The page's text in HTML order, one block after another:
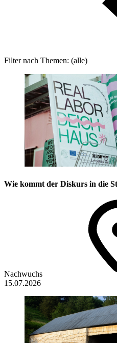
Filter nach Themen: (alle)
Wie kommt der Diskurs in die
Nachwuchs
15.07.2026